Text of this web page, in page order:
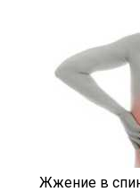
Жжение в